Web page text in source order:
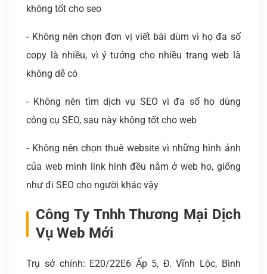
không tốt cho seo
- Không nên chọn đơn vị viết bài dùm vì họ đa số
copy là nhiều, vì ý tưởng cho nhiều trang web là
không dễ có
- Không nên tìm dịch vụ SEO vì đa số họ dùng
công cụ SEO, sau này không tốt cho web
- Không nên chọn thuê website vì những hình ảnh
của web mình link hình đều nằm ở web họ, giống
như đi SEO cho người khác vậy
Công Ty Tnhh Thương Mại Dịch
Vụ Web Mới
Trụ sở chính: E20/22E6 Ấp 5, Đ. Vĩnh Lộc, Bình